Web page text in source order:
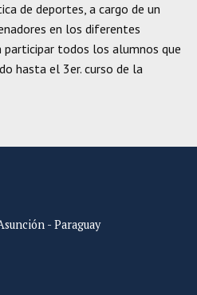
de deportes, a cargo de un
en los diferentes
participar todos los alumnos que
hasta el 3er. curso de la
- Paraguay